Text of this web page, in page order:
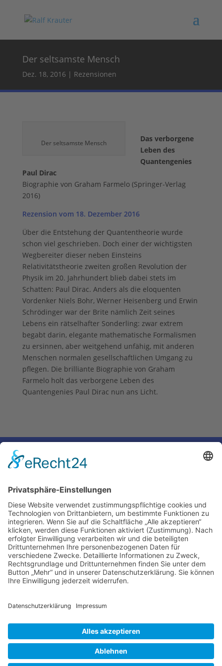
Der seltsamste Mensch
Dez. 18, 2016 | Rezensionen
Der seltsamste Mensch
Das verborgene
Leben des
Quantengenies
Paul Dirac
Biographie von Graham Farmelo (Springer-Verlag
2016)
Rezension vom 18. Dezember 2016
Über die Entstehung der Quantentheorie wurde
schon viel geschrieben. Doch einer der wichtigsten
Wegbereiter dieser neben Einsteins
Relativitätstheorie zweiten großen Revolution der
Physik im 20. Jahrhundert blieb dabei stets im
Schatten: Paul Dirac. Anders als die eloquenten
Vordenker Niels Bohr, Werner Heisenberg und Erwin
Schrödinger war der Brite nämlich Zeit seines
Lebens ein rätselhafter Sonderling: zwar extrem
begabt darin, elegante mathematische Formalismen
zu ersinnen, aber weitgehend unfähig, mit anderen
Menschen normalen gesellschaftlichen Umgang zu
pflegen. Die brilliante Biographie von Graham
Farmelo holt das verborgene Leben des
Quantengenies Paul Dirac nun ans Licht.
Impressum
Ralf Krauter – Science Reporter
Mehlemer Str. 15, 50968 Köln
USt-IdNr.: DE258510696
Kontakt
Tel.: 0221 / 27 18 396
Mail: